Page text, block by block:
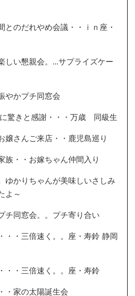
とのだれやめ会議・・ｉｎ座・
しい懇親会。...サプライズケー
やかプチ同窓会
驚きと感謝・・・万歳 同級生
嬢さんご来店・・鹿児島巡り
族・・お嫁ちゃん仲間入り
ゆかりちゃんが美味しいさしみ
よ～
チ同窓会。。プチ寄り合い
・・三倍速く。。座・寿鈴 静岡
・・三倍速く。。座・寿鈴
・家の太陽誕生会